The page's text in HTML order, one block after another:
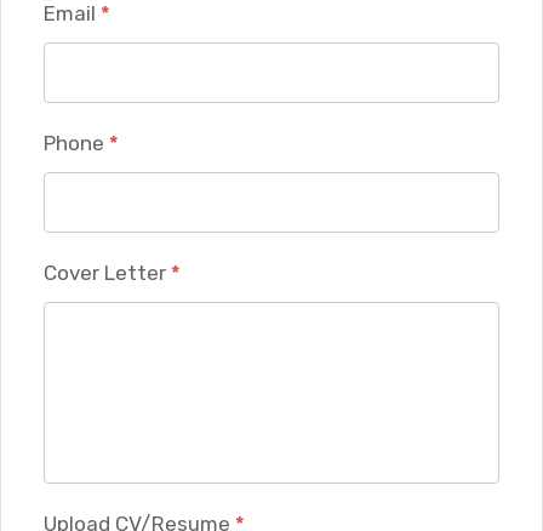
Email *
Phone *
Cover Letter *
Upload CV/Resume *